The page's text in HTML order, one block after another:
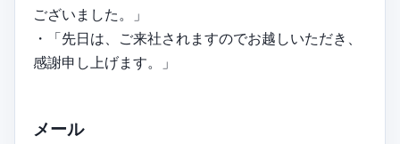
ございました。」
・「先日は、ご来社されますのでお越しいただき、
感謝申し上げます。」
メール